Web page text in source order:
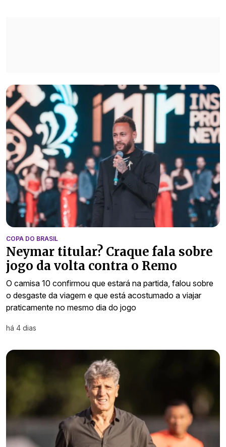
COPA DO BRASIL
Neymar titular? Craque fala sobre
jogo da volta contra o Remo
O camisa 10 confirmou que estará na partida, falou sobre
o desgaste da viagem e que está acostumado a viajar
praticamente no mesmo dia do jogo
há 4 dias